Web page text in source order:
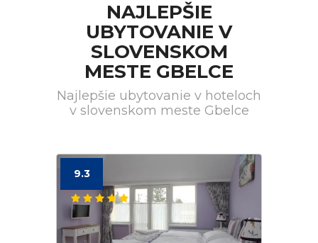
NAJLEPŠIE
UBYTOVANIE V
SLOVENSKOM
MESTE GBELCE
Najlepšie ubytovanie v hoteloch
v slovenskom meste Gbelce
9.3